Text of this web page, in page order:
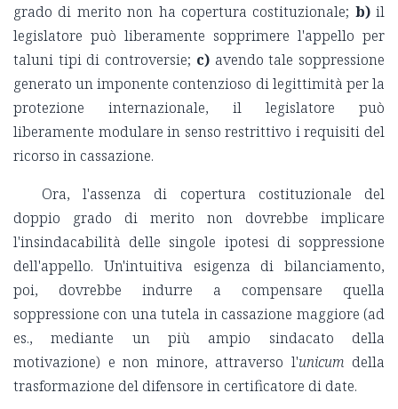
grado di merito non ha copertura costituzionale; b)il
legislatore può liberamente sopprimere l'appello per
taluni tipi di controversie; c)avendo tale soppressione
generato un imponente contenzioso di legittimità per la
protezione internazionale, il legislatore può
liberamente modulare in senso restrittivo i requisiti del
ricorso in cassazione.
Ora, l'assenza di copertura costituzionale del
doppio grado di merito non dovrebbe implicare
l'insindacabilità delle singole ipotesi di soppressione
dell'appello. Un'intuitiva esigenza di bilanciamento,
poi, dovrebbe indurre a compensare quella
soppressione con una tutela in cassazione maggiore (ad
es., mediante un più ampio sindacato della
motivazione) e non minore, attraverso l'unicum della
trasformazione del difensore in certificatore di date.